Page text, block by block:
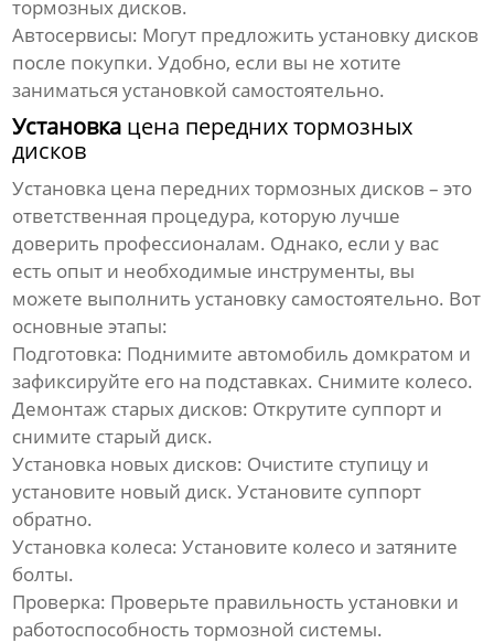
тормозных дисков.
Автосервисы: Могут предложить установку дисков
после покупки. Удобно, если вы не хотите
заниматься установкой самостоятельно.
Установка цена передних тормозных
дисков
Установка цена передних тормозных дисков – это
ответственная процедура, которую лучше
доверить профессионалам. Однако, если у вас
есть опыт и необходимые инструменты, вы
можете выполнить установку самостоятельно. Вот
основные этапы:
Подготовка: Поднимите автомобиль домкратом и
зафиксируйте его на подставках. Снимите колесо.
Демонтаж старых дисков: Открутите суппорт и
снимите старый диск.
Установка новых дисков: Очистите ступицу и
установите новый диск. Установите суппорт
обратно.
Установка колеса: Установите колесо и затяните
болты.
Проверка: Проверьте правильность установки и
работоспособность тормозной системы.